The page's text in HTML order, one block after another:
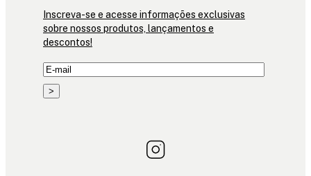
Inscreva-se e acesse informações exclusivas
sobre nossos produtos, lançamentos e
descontos!
>